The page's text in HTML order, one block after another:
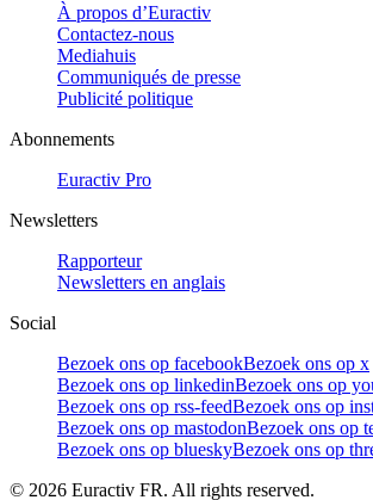
À propos d’Euractiv
Contactez-nous
Mediahuis
Communiqués de presse
Publicité politique
Abonnements
Euractiv Pro
Newsletters
Rapporteur
Newsletters en anglais
Social
Bezoek ons op facebookBezoek ons op x
Bezoek ons op linkedinBezoek ons op
Bezoek ons op rss-feedBezoek ons op
Bezoek ons op mastodonBezoek ons op
Bezoek ons op blueskyBezoek ons op
© 2026 Euractiv FR. All rights reserved.